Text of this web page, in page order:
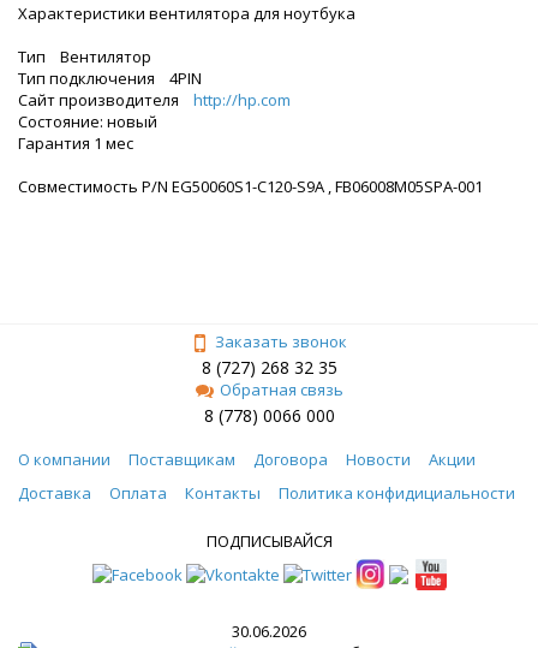
Характеристики вентилятора для ноутбука
Тип Вентилятор
Тип подключения 4PIN
Сайт производителя http://hp.com
Состояние: новый
Гарантия 1 мес
Совместимость P/N EG50060S1-C120-S9A , FB06008M05SPA-001
Заказать звонок
8 (727) 268 32 35
Обратная связь
8 (778) 0066 000
О компании Поставщикам Договора Новости
Акции
Доставка
Оплата Контакты Политика конфидициальности
ПОДПИСЫВАЙСЯ
30.06.2026